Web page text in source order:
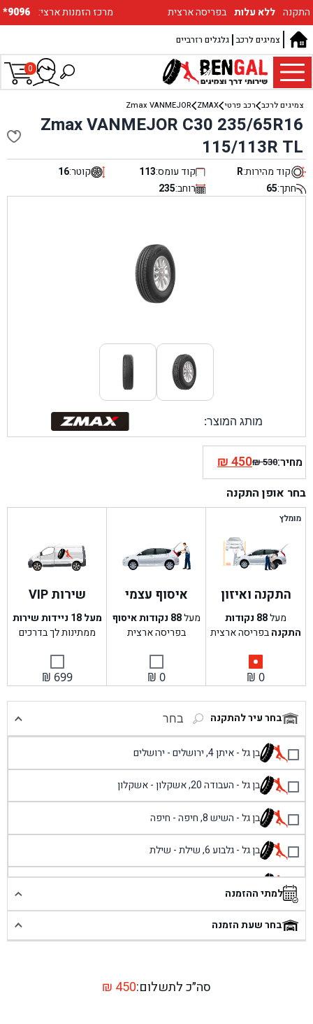
*9096 :מרכז הזמנות ארצי התקנה ללא עלות בפריסה ארצית
גלגלים רזרביים צמיגים לרכב
0
צמיגים לרכב רכב פרטי ZMAX
Zmax VANMEJOR
Zmax VANMEJOR C30 235/65R16
115/113R TL
קוד מהירות:R קוד עומס:113 קוטר:16
חתך:65 רוחב:235
מותג המוצר:
מחיר: ₪530
המחיר
המקורי
היה:
₪450המחיר
הנוכחי
הוא:
בחר אופן התקנה
מומלץ
התקנה ואיזון
מעל88 נקודות
התקנהבפריסה ארצית
₪ 0
איסוף עצמי
מעל88 נקודות איסוף
בפריסה ארצית
₪ 0
שירות VIP
מעל 18 ניידות שירות
ממתינות לך בדרכים
₪ 699
בחר עיר להתקנה בחר
בן גל - איתן 4, ירושלים - ירושלים
בן גל - העבודה 20, אשקלון - אשקלון
בן גל - השיש 8, חיפה - חיפה
בן גל - גלבוע 6, שילת - שילת
בן גל - פוריידיס, כניסה צפונית מול כביש 4 - פרדיס
בן גל - שכונת אזור תעשייה זעירה, עיילבון - עיילבון
בן גל - דרך השבעה 20, אזור - אזור
למתי ההזמנה
בחר שעת הזמנה
סה״כ לתשלום: ₪ 450